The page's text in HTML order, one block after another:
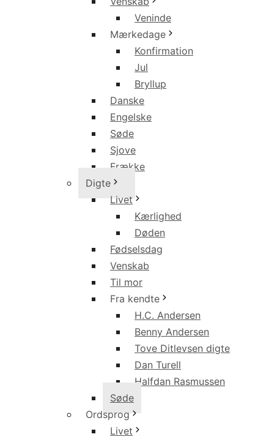
Veninde
Mærkedage
Konfirmation
Jul
Bryllup
Danske
Engelske
Søde
Sjove
Frække
Digte
Livet
Kærlighed
Døden
Fødselsdag
Venskab
Til mor
Fra kendte
H.C. Andersen
Benny Andersen
Tove Ditlevsen digte
Dan Turell
Halfdan Rasmussen
Søde
Ordsprog
Livet